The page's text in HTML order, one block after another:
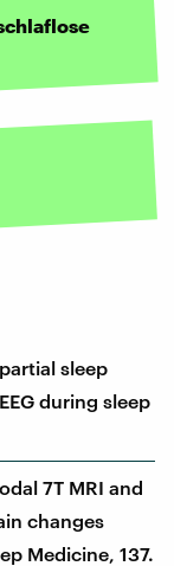
sleep
during sleep
7T MRI and
changes
Medicine, 137.